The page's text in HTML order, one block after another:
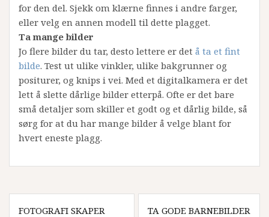
for den del. Sjekk om klærne finnes i andre farger,
eller velg en annen modell til dette plagget.
Ta mange bilder
Jo flere bilder du tar, desto lettere er det å ta et fint
bilde. Test ut ulike vinkler, ulike bakgrunner og
positurer, og knips i vei. Med et digitalkamera er det
lett å slette dårlige bilder etterpå. Ofte er det bare
små detaljer som skiller et godt og et dårlig bilde, så
sørg for at du har mange bilder å velge blant for
hvert eneste plagg.
Innleggsnavigering
FOTOGRAFI SKAPER
TA GODE BARNEBILDER